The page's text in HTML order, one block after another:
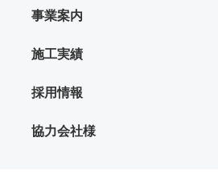
事業案内
施工実績
採用情報
協力会社様